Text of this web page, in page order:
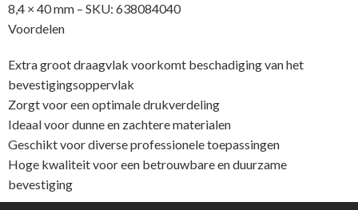
8,4 × 40 mm – SKU: 638084040
Voordelen
Extra groot draagvlak voorkomt beschadiging van het
bevestigingsoppervlak
Zorgt voor een optimale drukverdeling
Ideaal voor dunne en zachtere materialen
Geschikt voor diverse professionele toepassingen
Hoge kwaliteit voor een betrouwbare en duurzame
bevestiging